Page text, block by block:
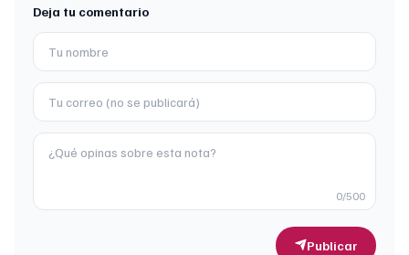
Deja tu comentario
0/500
Publicar